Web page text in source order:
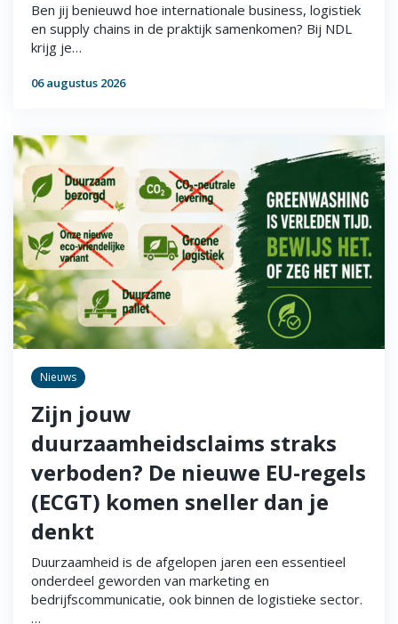
Ben jij benieuwd hoe internationale business, logistiek
en supply chains in de praktijk samenkomen? Bij NDL
krijg je…
06 augustus 2026
Nieuws
Zijn jouw
duurzaamheidsclaims straks
verboden? De nieuwe EU-regels
(ECGT) komen sneller dan je
denkt
Duurzaamheid is de afgelopen jaren een essentieel
onderdeel geworden van marketing en
bedrijfscommunicatie, ook binnen de logistieke sector.
…